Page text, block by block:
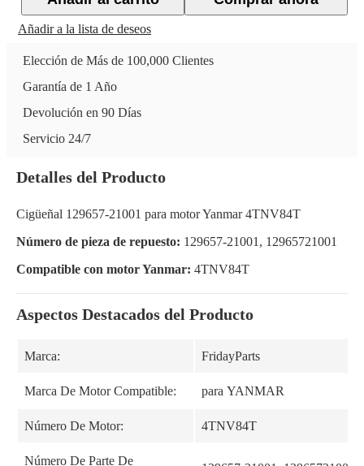
Añadir a la lista de deseos
Elección de Más de 100,000 Clientes
Garantía de 1 Año
Devolución en 90 Días
Servicio 24/7
Detalles del Producto
Cigüeñal 129657-21001 para motor Yanmar 4TNV84T
Número de pieza de repuesto: 129657-21001, 12965721001
Compatible con motor Yanmar: 4TNV84T
Aspectos Destacados del Producto
Marca: FridayParts
Marca De Motor Compatible: para YANMAR
Número De Motor: 4TNV84T
Número De Parte De